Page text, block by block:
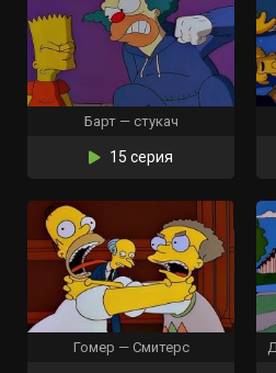
Барт — стукач
15 серия
Гомер — Смитерс